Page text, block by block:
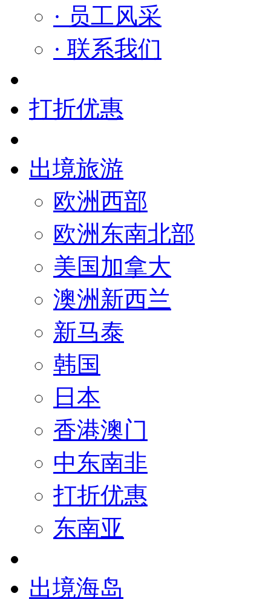
· 员工风采
· 联系我们
打折优惠
出境旅游
欧洲西部
欧洲东南北部
美国加拿大
澳洲新西兰
新马泰
韩国
日本
香港澳门
中东南非
打折优惠
东南亚
出境海岛